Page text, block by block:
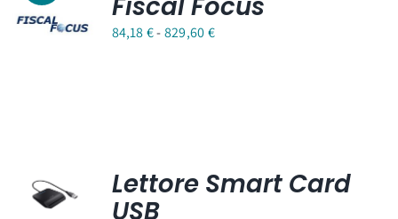
84,18€-829,60€Fascia
829,60 €
Lettore Smart Card
USB